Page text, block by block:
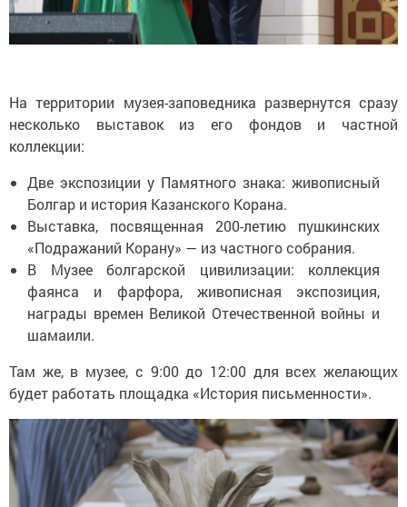
На территории музея-заповедника развернутся сразу
несколько выставок из его фондов и частной
коллекции:
Две экспозиции у Памятного знака: живописный
Болгар и история Казанского Корана.
Выставка, посвященная 200-летию пушкинских
«Подражаний Корану» — из частного собрания.
В Музее болгарской цивилизации: коллекция
фаянса и фарфора, живописная экспозиция,
награды времен Великой Отечественной войны и
шамаили.
Там же, в музее, с 9:00 до 12:00 для всех желающих
будет работать площадка «История письменности».